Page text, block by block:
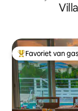
Topfavoriet van
Favoriet van